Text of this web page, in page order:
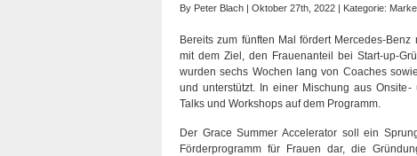
By Peter Blach | Oktober 27th, 2022 | Kategorie:
Bereits zum fünften Mal fördert Mercedes-
mit dem Ziel, den Frauenanteil bei Start-up-
wurden sechs Wochen lang von Coaches
und unterstützt. In einer Mischung aus
Talks und Workshops auf dem Programm.
Der Grace Summer Accelerator soll ein
Förderprogramm für Frauen dar, die